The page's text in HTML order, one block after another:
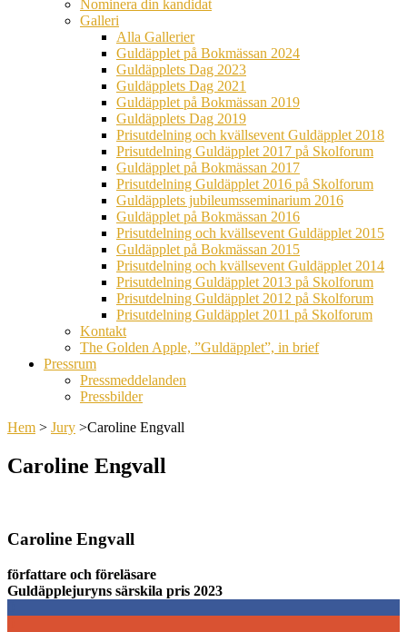
Nominera din kandidat
Galleri
Alla Gallerier
Guldäpplet på Bokmässan 2024
Guldäpplets Dag 2023
Guldäpplets Dag 2021
Guldäpplet på Bokmässan 2019
Guldäpplets Dag 2019
Prisutdelning och kvällsevent Guldäpplet 2018
Prisutdelning Guldäpplet 2017 på Skolforum
Guldäpplet på Bokmässan 2017
Prisutdelning Guldäpplet 2016 på Skolforum
Guldäpplets jubileumsseminarium 2016
Guldäpplet på Bokmässan 2016
Prisutdelning och kvällsevent Guldäpplet 2015
Guldäpplet på Bokmässan 2015
Prisutdelning och kvällsevent Guldäpplet 2014
Prisutdelning Guldäpplet 2013 på Skolforum
Prisutdelning Guldäpplet 2012 på Skolforum
Prisutdelning Guldäpplet 2011 på Skolforum
Kontakt
The Golden Apple, ”Guldäpplet”, in brief
Pressrum
Pressmeddelanden
Pressbilder
Hem > Jury >Caroline Engvall
Caroline Engvall
Caroline Engvall
författare och föreläsare
Guldäpplejuryns särskila pris 2023